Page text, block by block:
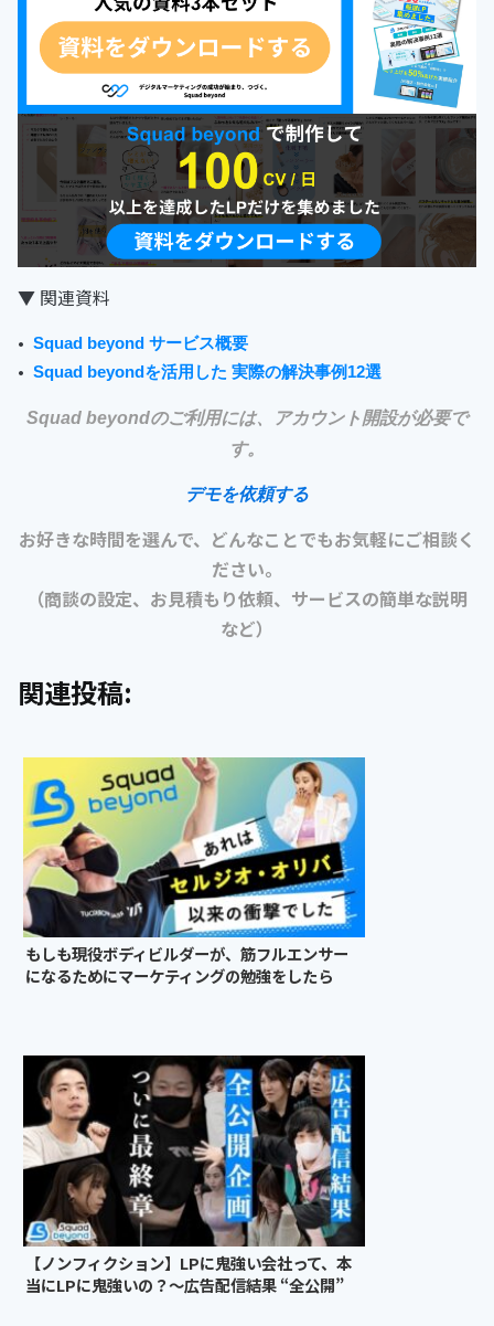
▼ 関連資料
Squad beyond サービス概要
Squad beyondを活用した 実際の解決事例12選
Squad beyondのご利用には、アカウント開設が必要で
す。
デモを依頼する
お好きな時間を選んで、どんなことでもお気軽にご相談く
ださい。
（商談の設定、お見積もり依頼、サービスの簡単な説明
など）
関連投稿:
もしも現役ボディビルダーが、筋フルエンサー
になるためにマーケティングの勉強をしたら
【ノンフィクション】LPに鬼強い会社って、本
当にLPに鬼強いの？〜広告配信結果 “全公開”